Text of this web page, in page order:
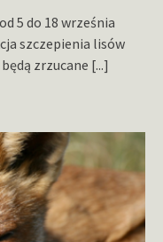
5 do 18 września
szczepienia lisów
zrzucane [...]